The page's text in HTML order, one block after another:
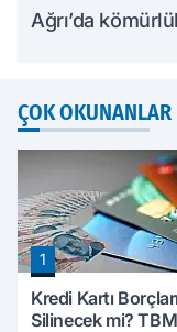
Ağrı’da
ÇOK OKUNANLAR
1
Kredi Kartı Borçları
Silinecek mi?